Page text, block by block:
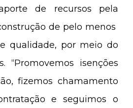
de recursos pela
de pelo menos
qualidade, por meio do
“Promovemos isenções
fizemos chamamento
e seguimos o